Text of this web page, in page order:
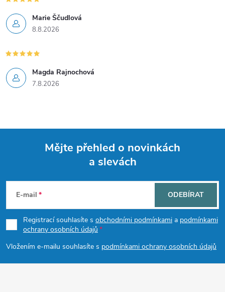
Marie Ščudlová
8.8.2026
Magda Rajnochová
7.8.2026
p
a
t
Mějte přehled o novinkách
a slevách
E-mail
Registrací souhlasíte s obchodními podmínkami a podmínkami
ochrany osobních údajů
Vložením e-mailu souhlasíte s podmínkami ochrany osobních údajů
ODEBÍRAT